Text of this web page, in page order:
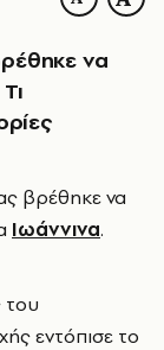
να
βρέθηκε να
Ιωάννινα.
εντόπισε το